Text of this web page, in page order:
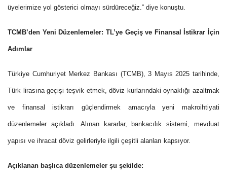
üyelerimize yol gösterici olmayı sürdüreceğiz.” diye konuştu.
TCMB’den Yeni Düzenlemeler: TL’ye Geçiş ve Finansal İstikrar İçin
Adımlar
Türkiye Cumhuriyet Merkez Bankası (TCMB), 3 Mayıs 2025 tarihinde,
Türk lirasına geçişi teşvik etmek, döviz kurlarındaki oynaklığı azaltmak
ve finansal istikrarı güçlendirmek amacıyla yeni makroihtiyati
düzenlemeler açıkladı. Alınan kararlar, bankacılık sistemi, mevduat
yapısı ve ihracat döviz gelirleriyle ilgili çeşitli alanları kapsıyor.
Açıklanan başlıca düzenlemeler şu şekilde: